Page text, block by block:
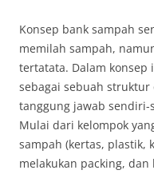
Konsep bank sampah
memilah sampah,
tertatata. Dalam konsep
sebagai sebuah
tanggung jawab sendiri-
Mulai dari kelompok
sampah (kertas, plastik,
melakukan packing,